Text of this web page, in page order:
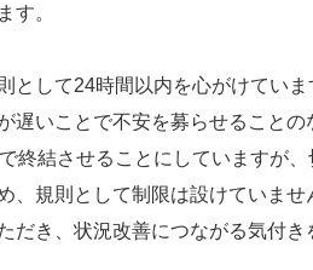
す。
として24時間以内を心がけてい
遅いことで不安を募らせること
終結させることにしていますが
、規則として制限は設けていま
だき、状況改善につながる気付